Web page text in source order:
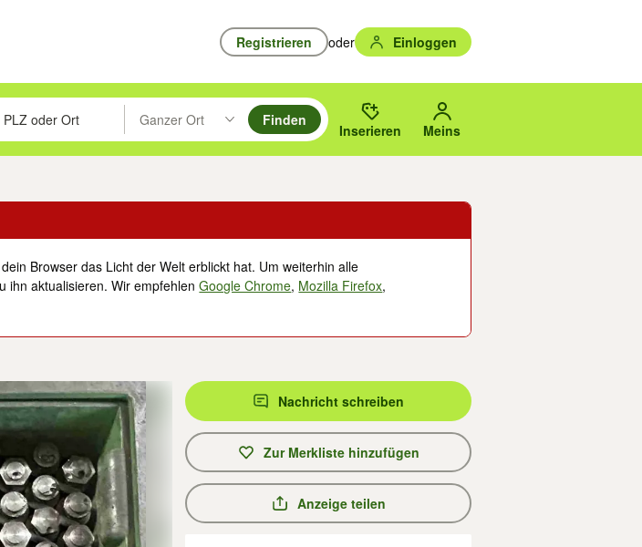
Registrieren oder Einloggen
mit den Pfeiltasten nach oben/unten durchsuchen und mit Eingabetaste auswählen.
oder Ort eingeben. Eingabetaste drücken um zu suchen, oder Vorschläge mit den Pfeiltasten nach oben/
Ganzer Ort
Suche im Umkreis des gewählten Orts oder PLZ.
Finden
Inserieren Meins
Browser das Licht der Welt erblickt hat. Um weiterhin alle
ihn aktualisieren. Wir empfehlenGoogle Chrome, Mozilla Firefox,
Nachricht schreiben
Zur Merkliste hinzufügen
Anzeige teilen